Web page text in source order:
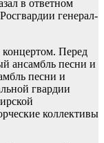
в ответном
генерал-
концертом. Перед
ансамбль песни и
песни и
гвардии
коллективы